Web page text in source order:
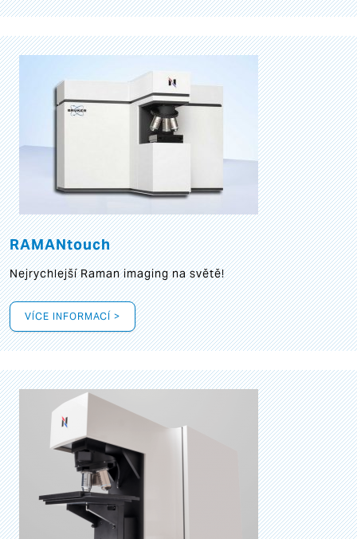
RAMANtouch
Nejrychlejší Raman imaging na světě!
VÍCE INFORMACÍ >